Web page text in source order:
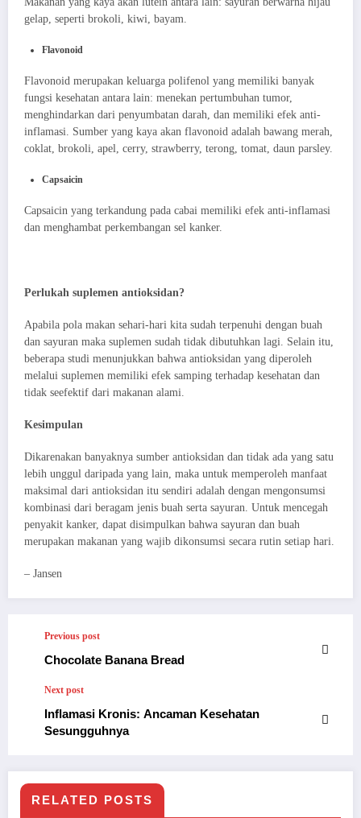
gelap, seperti brokoli, kiwi, bayam.
Flavonoid
Flavonoid merupakan keluarga polifenol yang memiliki banyak
fungsi kesehatan antara lain: menekan pertumbuhan tumor,
menghindarkan dari penyumbatan darah, dan memiliki efek anti-
inflamasi. Sumber yang kaya akan flavonoid adalah bawang merah,
coklat, brokoli, apel, cerry, strawberry, terong, tomat, daun parsley.
Capsaicin
Capsaicin yang terkandung pada cabai memiliki efek anti-inflamasi
dan menghambat perkembangan sel kanker.
Perlukah suplemen antioksidan?
Apabila pola makan sehari-hari kita sudah terpenuhi dengan buah
dan sayuran maka suplemen sudah tidak dibutuhkan lagi. Selain itu,
beberapa studi menunjukkan bahwa antioksidan yang diperoleh
melalui suplemen memiliki efek samping terhadap kesehatan dan
tidak seefektif dari makanan alami.
Kesimpulan
Dikarenakan banyaknya sumber antioksidan dan tidak ada yang satu
lebih unggul daripada yang lain, maka untuk memperoleh manfaat
maksimal dari antioksidan itu sendiri adalah dengan mengonsumsi
kombinasi dari beragam jenis buah serta sayuran. Untuk mencegah
penyakit kanker, dapat disimpulkan bahwa sayuran dan buah
merupakan makanan yang wajib dikonsumsi secara rutin setiap hari.
– Jansen
Previous post
Chocolate Banana Bread
Next post
Inflamasi Kronis: Ancaman Kesehatan
Sesungguhnya
RELATED POSTS